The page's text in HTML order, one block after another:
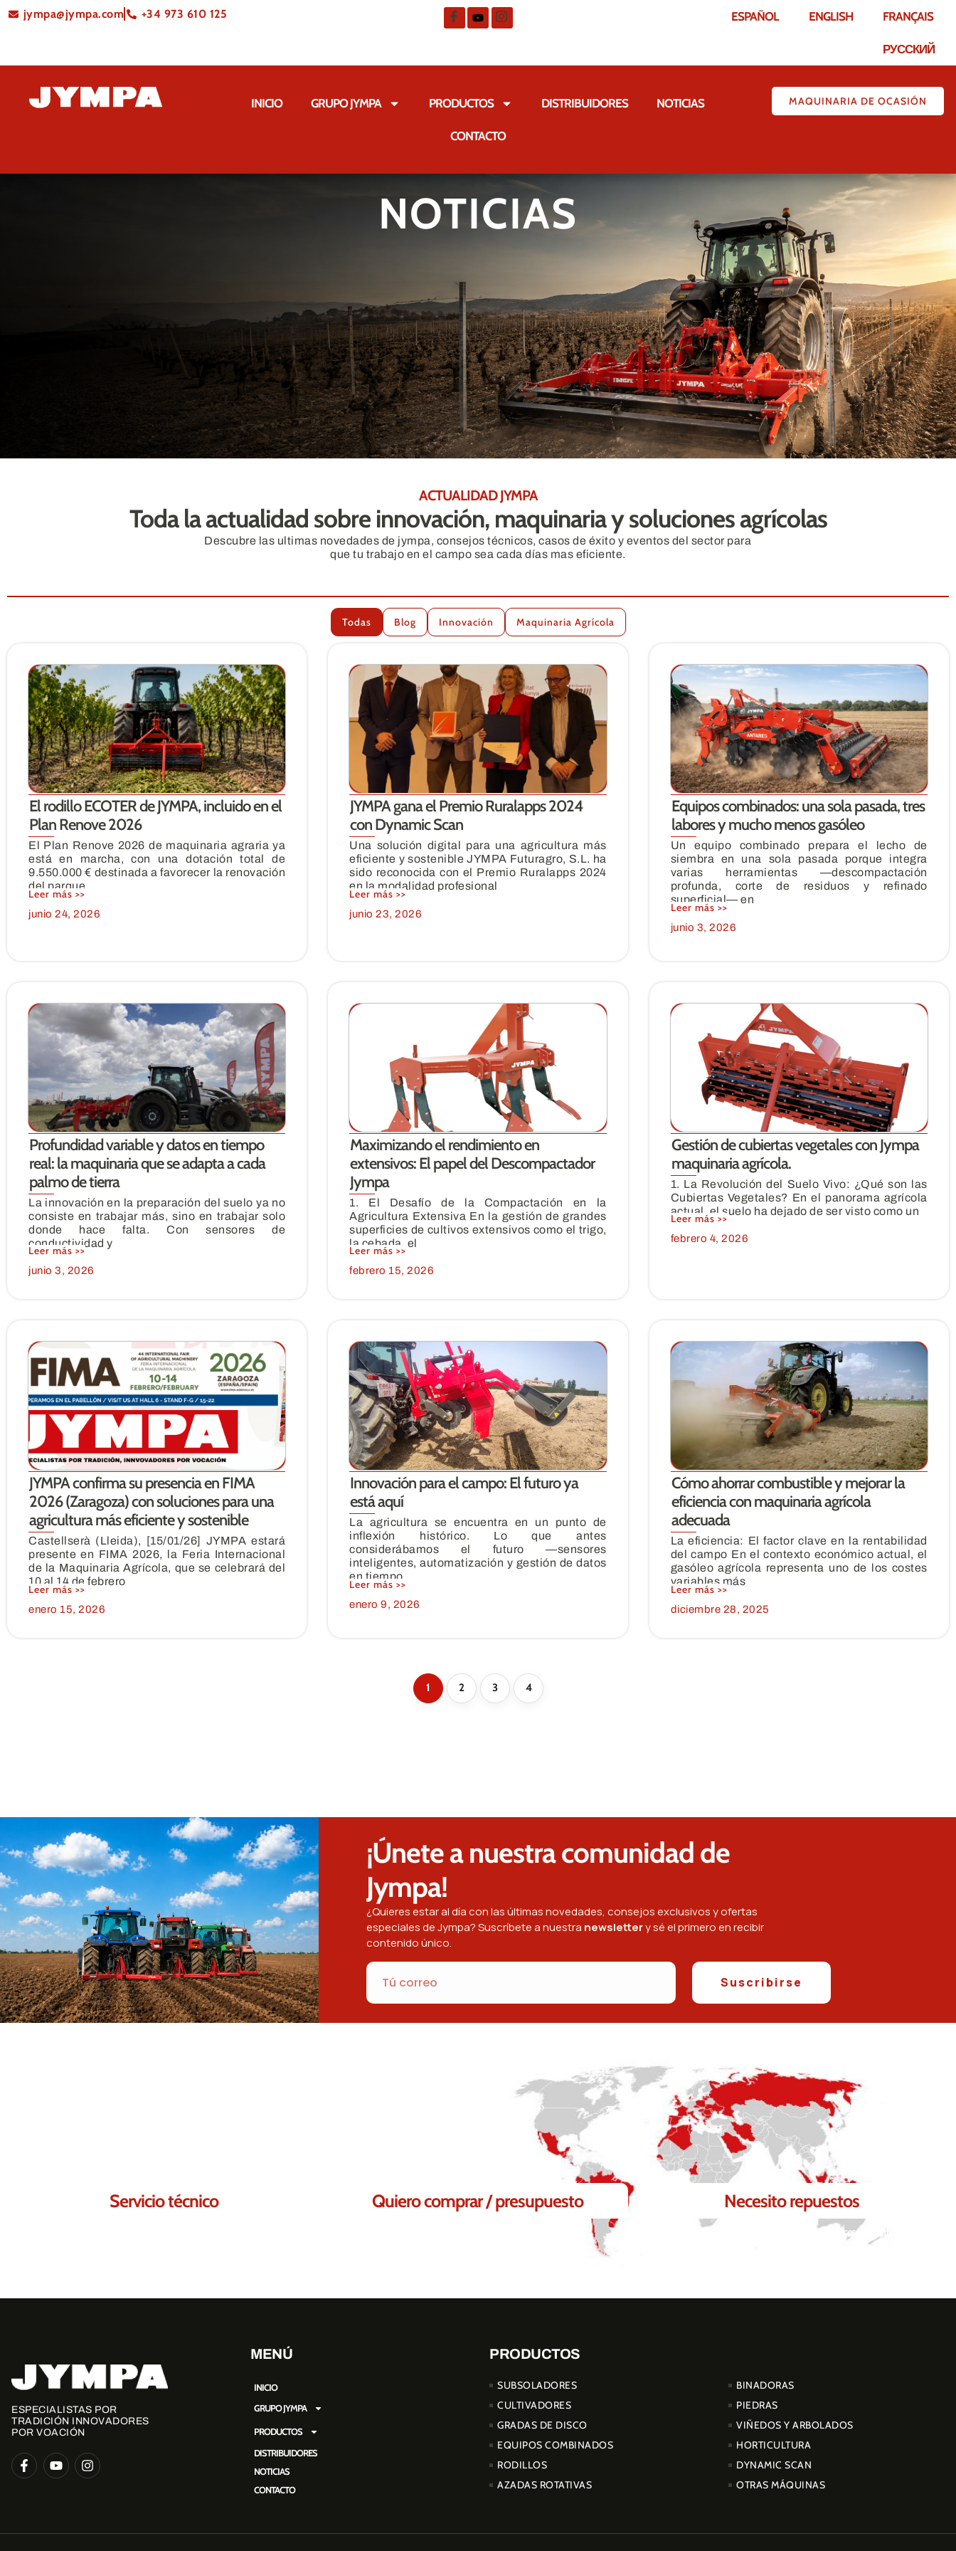
jympa@jympa.com +34 973 610 125 ESPAÑOL ENGLISH FRANÇAIS
РУССКИЙ
INICIO GRUPO JYMPA PRODUCTOS DISTRIBUIDORES NOTICIAS
CONTACTO
MAQUINARIA DE OCASIÓN
NOTICIAS
ACTUALIDAD JYMPA
Toda la actualidad sobre innovación, maquinaria y soluciones agrícolas
Descubre las ultimas novedades de jympa, consejos técnicos, casos de éxito y eventos del sector para
que tu trabajo en el campo sea cada días mas eficiente.
Blog Innovación Maquinaria Agrícola
Todas
El rodillo ECOTER de JYMPA, incluido en el
Plan Renove 2026
El Plan Renove 2026 de maquinaria agraria ya
está en marcha, con una dotación total de
9.550.000 € destinada a favorecer la renovación
del parque
Leer más >>
junio 24, 2026
JYMPA gana el Premio Ruralapps 2024
con Dynamic Scan
Una solución digital para una agricultura más
eficiente y sostenible JYMPA Futuragro, S.L. ha
sido reconocida con el Premio Ruralapps 2024
en la modalidad profesional
Leer más >>
junio 23, 2026
Equipos combinados: una sola pasada, tres
labores y mucho menos gasóleo
Un equipo combinado prepara el lecho de
siembra en una sola pasada porque integra
varias herramientas —descompactación
profunda, corte de residuos y refinado
superficial— en
Leer más >>
junio 3, 2026
Profundidad variable y datos en tiempo
real: la maquinaria que se adapta a cada
palmo de tierra
La innovación en la preparación del suelo ya no
consiste en trabajar más, sino en trabajar solo
donde hace falta. Con sensores de
conductividad y
Leer más >>
junio 3, 2026
Maximizando el rendimiento en
extensivos: El papel del Descompactador
Jympa
1. El Desafío de la Compactación en la
Agricultura Extensiva En la gestión de grandes
superficies de cultivos extensivos como el trigo,
la cebada, el
Leer más >>
febrero 15, 2026
Gestión de cubiertas vegetales con Jympa
maquinaria agrícola.
1. La Revolución del Suelo Vivo: ¿Qué son las
Cubiertas Vegetales? En el panorama agrícola
actual, el suelo ha dejado de ser visto como un
Leer más >>
febrero 4, 2026
JYMPA confirma su presencia en FIMA
2026 (Zaragoza) con soluciones para una
agricultura más eficiente y sostenible
Castellserà (Lleida), [15/01/26] JYMPA estará
presente en FIMA 2026, la Feria Internacional
de la Maquinaria Agrícola, que se celebrará del
10 al 14 de febrero
Leer más >>
enero 15, 2026
Innovación para el campo: El futuro ya
está aquí
La agricultura se encuentra en un punto de
inflexión histórico. Lo que antes
considerábamos el futuro —sensores
inteligentes, automatización y gestión de datos
en tiempo
Leer más >>
enero 9, 2026
Cómo ahorrar combustible y mejorar la
eficiencia con maquinaria agrícola
adecuada
La eficiencia: El factor clave en la rentabilidad
del campo En el contexto económico actual, el
gasóleo agrícola representa uno de los costes
variables más
Leer más >>
diciembre 28, 2025
1 2 3 4
¡Únete a nuestra comunidad de
Jympa!
¿Quieres estar al día con las últimas novedades, consejos exclusivos y ofertas
especiales de Jympa? Suscríbete a nuestra newslettery sé el primero en recibir
contenido único.
Suscribirse
Servicio técnico Quiero comprar / presupuesto Necesito repuestos
Te ayudamos a encontrar los repuestos necesarios para ti
ESPECIALISTAS POR
TRADICIÓN INNOVADORES
POR VOACIÓN
MENÚ
INICIO
GRUPO JYMPA
PRODUCTOS
DISTRIBUIDORES
NOTICIAS
CONTACTO
PRODUCTOS
SUBSOLADORES
CULTIVADORES
GRADAS DE DISCO
EQUIPOS COMBINADOS
RODILLOS
AZADAS ROTATIVAS
BINADORAS
PIEDRAS
VIÑEDOS Y ARBOLADOS
HORTICULTURA
DYNAMIC SCAN
OTRAS MÁQUINAS